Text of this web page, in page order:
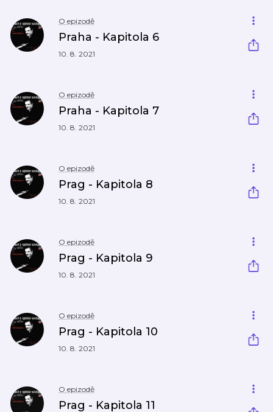
O epizodě
Praha - Kapitola 6
10. 8. 2021
O epizodě
Praha - Kapitola 7
10. 8. 2021
O epizodě
Prag - Kapitola 8
10. 8. 2021
O epizodě
Prag - Kapitola 9
10. 8. 2021
O epizodě
Prag - Kapitola 10
10. 8. 2021
O epizodě
Prag - Kapitola 11